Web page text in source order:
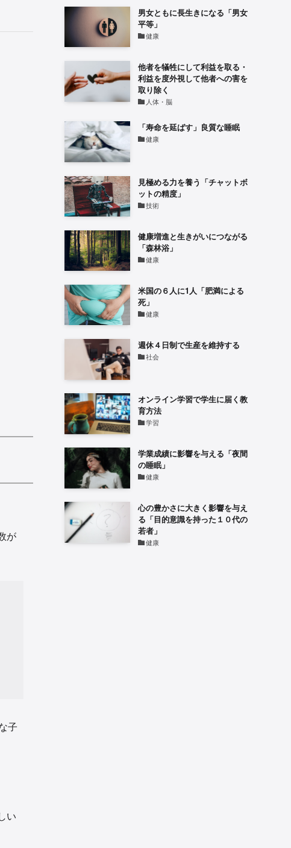
が
子
い
男女ともに長生きになる「男女
平等」
健康
他者を犠牲にして利益を取る・
利益を度外視して他者への害を
取り除く
人体・脳
「寿命を延ばす」良質な睡眠
健康
見極める力を養う「チャットボ
ットの精度」
技術
健康増進と生きがいにつながる
「森林浴」
健康
米国の６人に1人「肥満による
死」
健康
週休４日制で生産を維持する
社会
オンライン学習で学生に届く教
育方法
学習
学業成績に影響を与える「夜間
の睡眠」
健康
心の豊かさに大きく影響を与え
る「目的意識を持った１０代の
若者」
健康